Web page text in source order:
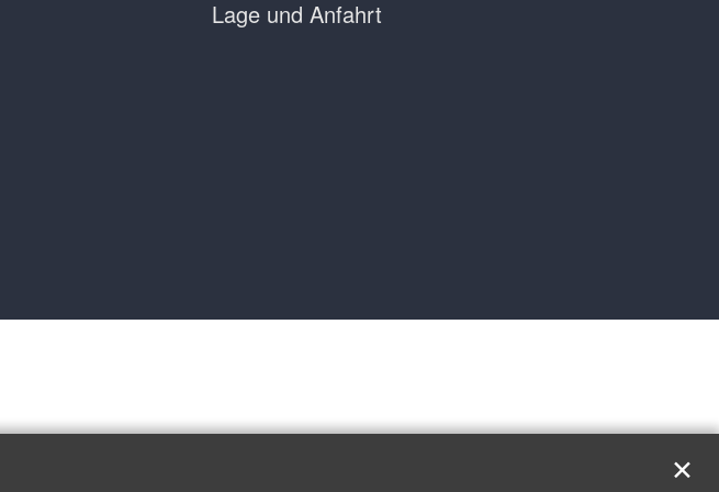
Lage und Anfahrt
✕